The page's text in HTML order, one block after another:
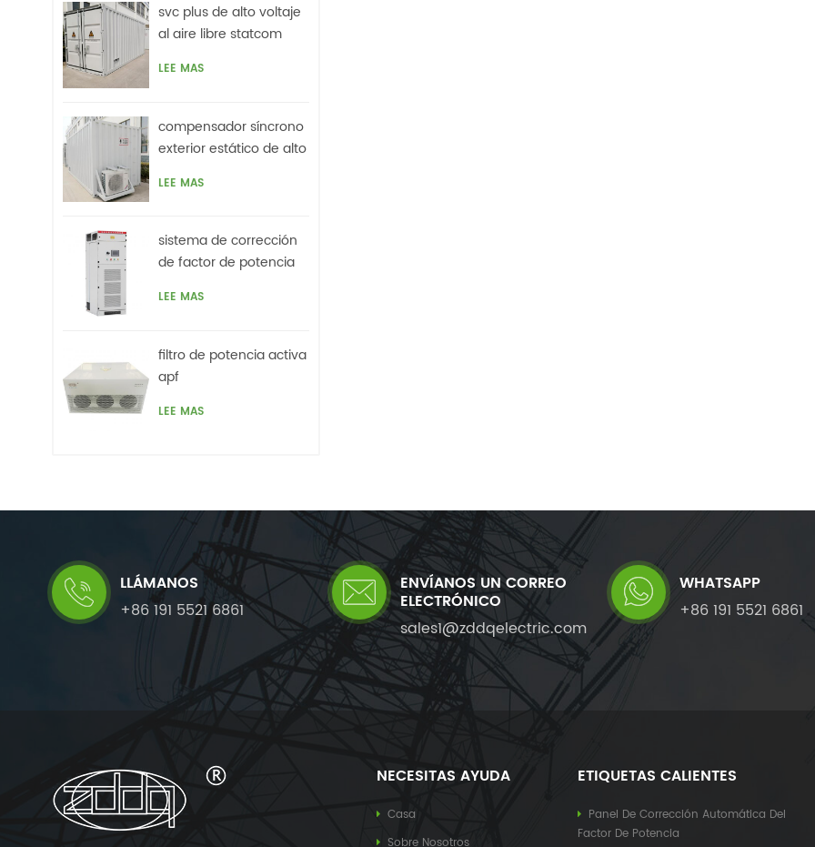
svc plus de alto voltaje
al aire libre statcom
LEE MAS
compensador síncrono
exterior estático de alto
LEE MAS
sistema de corrección
de factor de potencia
LEE MAS
filtro de potencia activa
apf
LEE MAS
LLÁMANOS
+86 191 5521 6861
ENVÍANOS UN CORREO
ELECTRÓNICO
sales1@zddqelectric.com
WHATSAPP
+86 191 5521 6861
ETIQUETAS CALIENTES
Panel De Corrección Automática Del
Factor De Potencia
NECESITAS AYUDA
Casa
Sobre Nosotros